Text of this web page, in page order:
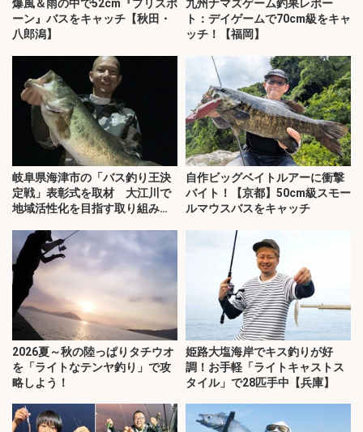
爆風＆雨の中で52cm『プリスポ
ーン』バスをキャッチ【秋田・
八郎潟】
九州ナマズゲーム釣果レポー
ト：デイゲームで70cm級をキャ
ッチ！【福岡】
岐阜県海津市の「バス釣り王決
定戦」表彰式を取材 大江川で
地域活性化を目指す取り組みと
自作ビッグベイトルアーに衝撃
バイト！【京都】50cm級スモー
ルマウスバスをキャッチ
2026夏～秋の陸っぱりタチウオ
を「ライトなテンヤ釣り」で攻
略しよう！
姫路大塩海岸でキス釣りが好
調！お手軽「ライトキャストス
タイル」で28匹手中【兵庫】